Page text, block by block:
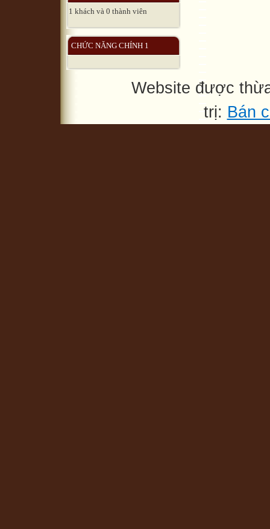
1 khách và 0 thành viên
CHỨC NĂNG CHÍNH 1
Website được
trị: Bán